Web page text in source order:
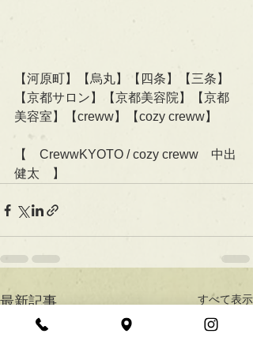
【河原町】【烏丸】【四条】【三条】
【京都サロン】【京都美容院】【京都
美容室】【creww】【cozy creww】
【　CrewwKYOTO / cozy creww　中出
健太　】
最新記事 すべて表示